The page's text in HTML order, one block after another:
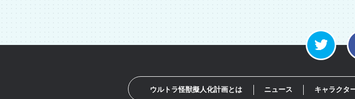
ウルトラ怪獣擬人化計画とは ニュース キャラクタ